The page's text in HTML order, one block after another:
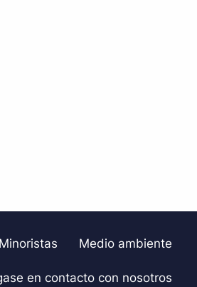
Minoristas
Medio ambiente
en contacto con nosotros